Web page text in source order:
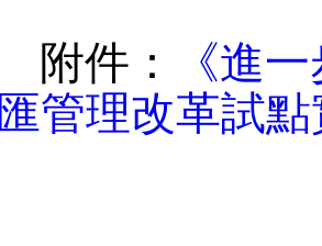
附件：
《進
匯管理改革試